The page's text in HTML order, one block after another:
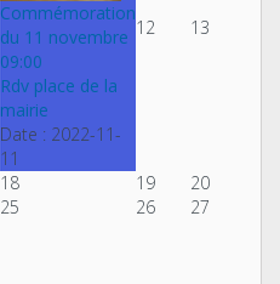
Commémoration
du 11 novembre
09:00
Rdv place de la
mairie
Date : 2022-11-
11
12 13
18 19
20
25 26
27